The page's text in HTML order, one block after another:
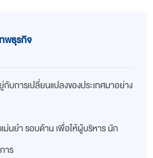
พธุรกิจ
บการเปลี่ยนแปลงของประเทศมาอย่าง
นยำ รอบด้าน เพื่อให้ผู้บริหาร นัก
าร